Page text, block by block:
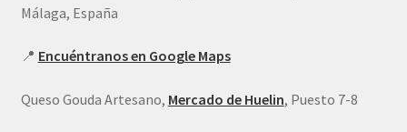
Málaga, España
📍 Encuéntranos en Google Maps
Queso Gouda Artesano, Mercado de Huelin, Puesto 7-8